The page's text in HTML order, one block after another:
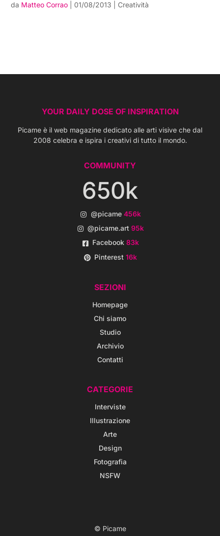
da Matteo Corrao 01/08/2013 Creatività
YOUR DAILY DOSE OF INSPIRATION
Picame è il web magazine dedicato alle arti visive che dal
2008 celebra e ispira i creativi di tutto il mondo.
COMMUNITY
650k
@picame 456k
@picame.art95k
Facebook83k
Pinterest16k
SEZIONI
Homepage
Chi siamo
Studio
Archivio
Contatti
CATEGORIE
Interviste
Illustrazione
Arte
Design
Fotografia
NSFW
© Picame